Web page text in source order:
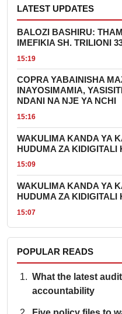
LATEST UPDATES
BALOZI BASHIRU:
IMEFIKIA SH. TRILIONI
15:19
COPRA YABAINISHA
INAYOSIMAMIA,
NDANI NA NJE YA NCHI
15:16
WAKULIMA KANDA YA
HUDUMA ZA KIDIGITALI
15:09
WAKULIMA KANDA YA
HUDUMA ZA KIDIGITALI
15:07
POPULAR READS
What the latest
accountability